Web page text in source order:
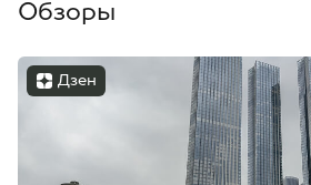
Обзоры
Дзен